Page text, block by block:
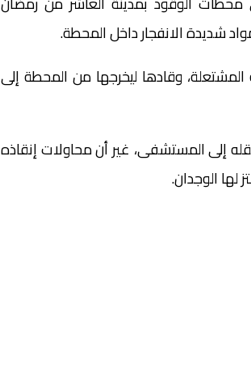
شديدة الانفجار داخل المحطة.
وقادها ليخرجها من المحطة إلى
إلى المستشفى، غير أن محاولات إنقاذه
لها الوجدان.